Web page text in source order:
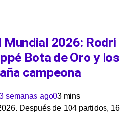
Mundial 2026: Rodri
Bota de Oro y los
campeona
3 semanas ago03 mins
Después de 104 partidos, 16